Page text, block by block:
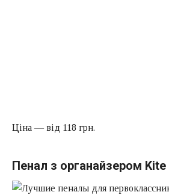
Ціна — від 118 грн.
Пенал з органайзером Kite